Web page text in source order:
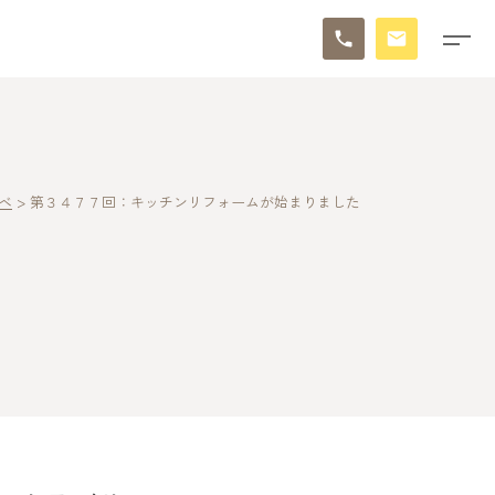
> 第３４７７回：キッチンリフォームが始まりました